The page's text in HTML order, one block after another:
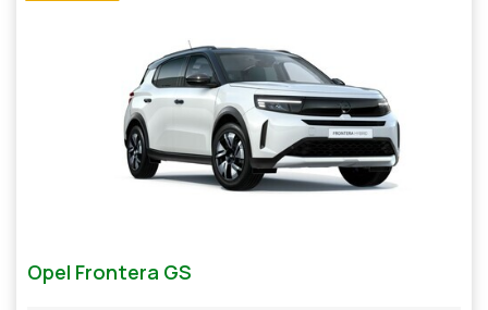
Opel Frontera GS